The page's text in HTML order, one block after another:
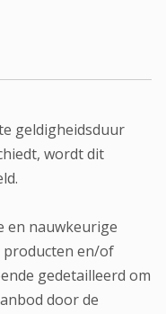
geldigheidsduur
wordt dit
en nauwkeurige
producten en/of
gedetailleerd om
door de